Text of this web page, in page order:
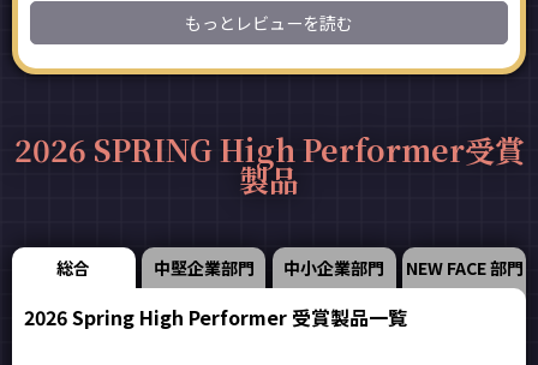
もっとレビューを読む
2026 SPRING High Performer受賞
製品
総合 中堅企業部門 中小企業部門 NEW FACE 部門
2026 Spring High Performer 受賞製品一覧